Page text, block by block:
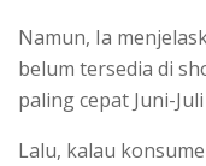
Namun, Ia
belum tersedia di
paling cepat Juni-
Lalu, kalau